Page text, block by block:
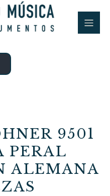
Buscar
9501
PERAL
ALEMANA